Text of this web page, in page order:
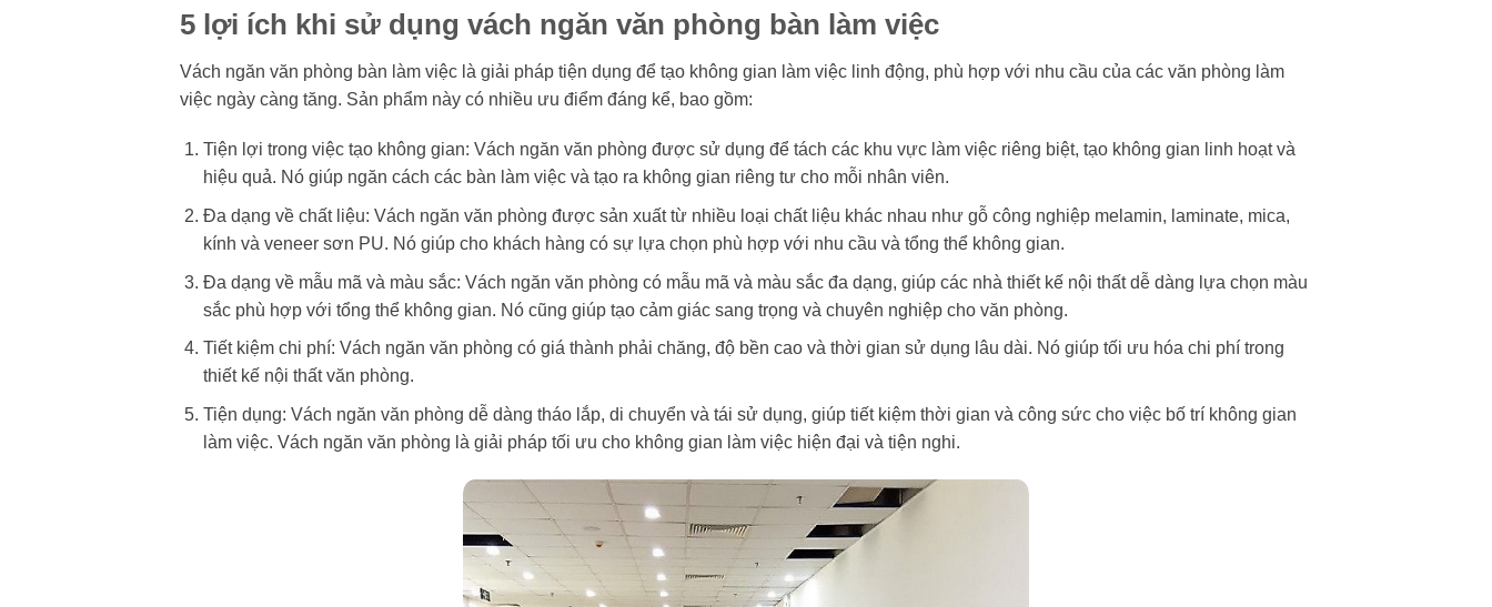
5 lợi ích khi sử dụng vách ngăn văn phòng bàn làm việc
Vách ngăn văn phòng bàn làm việc là giải pháp tiện dụng để tạo không gian làm việc linh động, phù hợp với nhu cầu của các văn phòng làm
việc ngày càng tăng. Sản phẩm này có nhiều ưu điểm đáng kể, bao gồm:
Tiện lợi trong việc tạo không gian: Vách ngăn văn phòng được sử dụng để tách các khu vực làm việc riêng biệt, tạo không gian linh hoạt và
hiệu quả. Nó giúp ngăn cách các bàn làm việc và tạo ra không gian riêng tư cho mỗi nhân viên.
Đa dạng về chất liệu: Vách ngăn văn phòng được sản xuất từ nhiều loại chất liệu khác nhau như gỗ công nghiệp melamin, laminate, mica,
kính và veneer sơn PU. Nó giúp cho khách hàng có sự lựa chọn phù hợp với nhu cầu và tổng thể không gian.
Đa dạng về mẫu mã và màu sắc: Vách ngăn văn phòng có mẫu mã và màu sắc đa dạng, giúp các nhà thiết kế nội thất dễ dàng lựa chọn màu
sắc phù hợp với tổng thể không gian. Nó cũng giúp tạo cảm giác sang trọng và chuyên nghiệp cho văn phòng.
Tiết kiệm chi phí: Vách ngăn văn phòng có giá thành phải chăng, độ bền cao và thời gian sử dụng lâu dài. Nó giúp tối ưu hóa chi phí trong
thiết kế nội thất văn phòng.
Tiện dụng: Vách ngăn văn phòng dễ dàng tháo lắp, di chuyển và tái sử dụng, giúp tiết kiệm thời gian và công sức cho việc bố trí không gian
làm việc. Vách ngăn văn phòng là giải pháp tối ưu cho không gian làm việc hiện đại và tiện nghi.